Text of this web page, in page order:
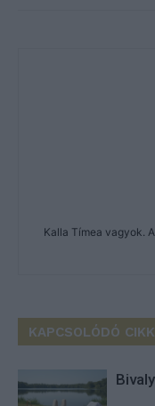
Kalla Tímea vagyok.
KAPCSOLÓDÓ